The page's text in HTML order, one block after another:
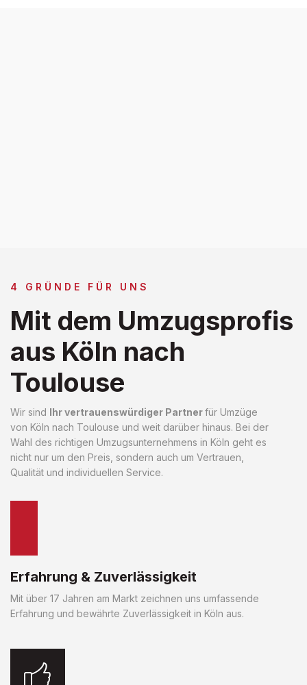
4 GRÜNDE FÜR UNS
Mit dem Umzugsprofis
aus Köln nach
Toulouse
Wir sind Ihr vertrauenswürdiger Partnerfür Umzüge
von Köln nach Toulouse und weit darüber hinaus. Bei der
Wahl des richtigen Umzugsunternehmens in Köln geht es
nicht nur um den Preis, sondern auch um Vertrauen,
Qualität und individuellen Service.
Erfahrung & Zuverlässigkeit
Mit über 17 Jahren am Markt zeichnen uns umfassende
Erfahrung und bewährte Zuverlässigkeit in Köln aus.